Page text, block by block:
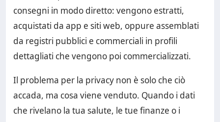
consegni in modo diretto: vengono estratti,
acquistati da app e siti web, oppure assemblati
da registri pubblici e commerciali in profili
dettagliati che vengono poi commercializzati.
Il problema per la privacy non è solo che ciò
accada, ma cosa viene venduto. Quando i dati
che rivelano la tua salute, le tue finanze o i